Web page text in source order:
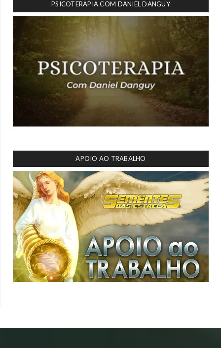
PSICOTERAPIA COM DANIEL DANGUY
APOIO AO TRABALHO